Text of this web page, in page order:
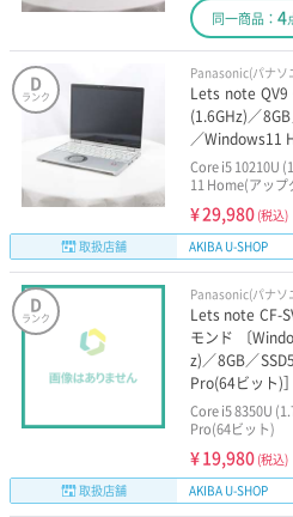
同一商品： 4
D
ランク
Panasonic(パナソ
Lets note QV9
(1.6GHz)／
／Windows11
Core i5 10210U
11 Home(アップ
¥29,980 (税込)
取扱店舗
AKIBA U-SHOP
D
ランク
Panasonic(パナソ
Lets note CF-
モンド 〔
z)／8GB／
Pro(64ビット)］
Core i5 8350U
Pro(64ビット)
¥19,980 (税込)
取扱店舗
AKIBA U-SHOP